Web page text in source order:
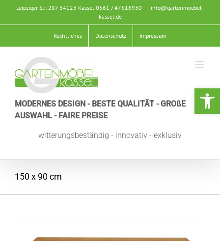
springen
Leipziger Str. 287 34123 Kassel 0561 / 47516930 | info@gartenmoebel-
kassel.de
Rechtliches Datenschutz Impressum
MODERNES DESIGN - BESTE QUALITÄT - GROßE
AUSWAHL - FAIRE PREISE
witterungsbeständig - innovativ - exklusiv
150 x 90 cm